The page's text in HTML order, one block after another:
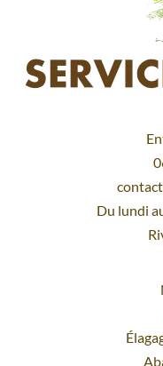
Du lundi